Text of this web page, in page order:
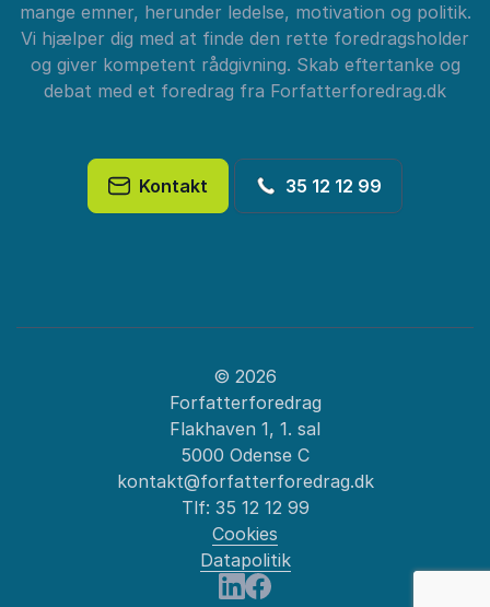
mange emner, herunder ledelse, motivation og politik.
Vi hjælper dig med at finde den rette foredragsholder
og giver kompetent rådgivning. Skab eftertanke og
debat med et foredrag fra Forfatterforedrag.dk
Kontakt 35 12 12 99
© 2026
Forfatterforedrag
Flakhaven 1, 1. sal
5000 Odense C
kontakt@forfatterforedrag.dk
Tlf: 35 12 12 99
Cookies
Datapolitik